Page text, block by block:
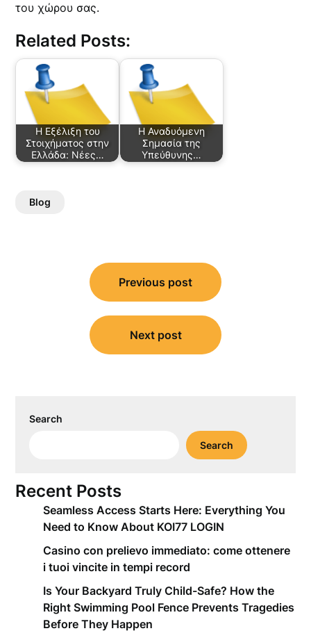
του χώρου σας.
Related Posts:
Η Εξέλιξη του
Στοιχήματος στην
Ελλάδα: Νέες…
Η Αναδυόμενη
Σημασία της
Υπεύθυνης…
Blog
navigation
Previous post
Next post
Search
Search
Recent Posts
Seamless Access Starts Here: Everything You
Need to Know About KOI77 LOGIN
Casino con prelievo immediato: come ottenere
i tuoi vincite in tempi record
Is Your Backyard Truly Child-Safe? How the
Right Swimming Pool Fence Prevents Tragedies
Before They Happen